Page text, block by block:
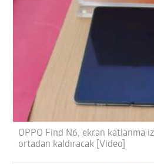
OPPO Find N6, ekran katlanma
ortadan kaldıracak [Video]